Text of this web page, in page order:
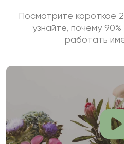
Посмотрите короткое
узнайте, почему
работать